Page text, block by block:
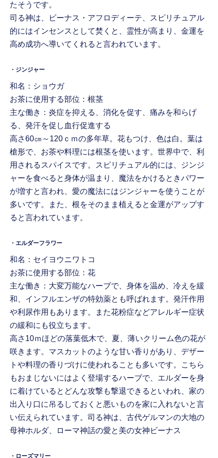
たそうです。
司る神は、ビーナス・アフロディーテ、スピリチュアル
的にはインセンスとして焚くと、霊性が高まり、金運を
高め成功へ導いてくれると言われています。
・ジンジャー
和名：ショウガ
お茶に使用する部位：根茎
主な働き：炎症を抑える、消化を促す、痛みを和らげ
る、発汗を促し血行促進する
高さ60㎝～120ｃｍの多年草。花もつけ、色は白。葉は
槍形で、お茶や料理には根茎を使います。世界中で、利
用されるスパイスです。スピリチュアル的には、ジンジ
ャーを食べると身体が温まり、魔法をかけるときパワー
が増すと言われ、愛の魔法にはジンジャーを使うことが
多いです。また、根をそのまま植えると金運がアップす
ると言われています。
・エルダーフラワー
和名：セイヨウニワトコ
お茶に使用する部位：花
主な働き：大変万能なハーブで、身体を温め、冷えを緩
和、インフルエンザの特効薬とも呼ばれます。発汗作用
や利尿作用もあります。また花粉症などアレルギー症状
の緩和にも役立ちます。
高さ10ｍほどの落葉低木で、夏、薄いクリーム色の花が
咲きます。マスカットのような甘い香りがあり、デザー
トや料理の香りづけに使われることも多いです。こちら
もおまじないにはよく登場するハーブで、エルダーを身
に着けているとどんな攻撃も撃退できるといわれ、家の
出入り口に吊るしておくと悪いものを家に入れないと言
い伝えられています。司る神は、古代ゲルマンの大地の
母神ホルダ、ローマ神話の愛と美の女神ビーナス
・ローズマリー